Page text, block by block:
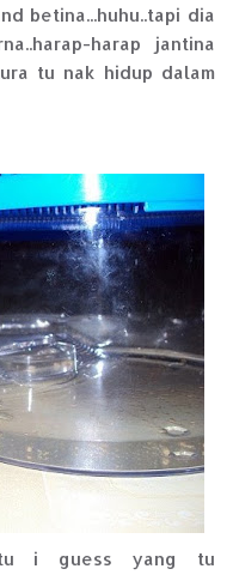
betina...huhu..tapi dia
harap jantina
tu nak hidup dalam
i guess yang tu